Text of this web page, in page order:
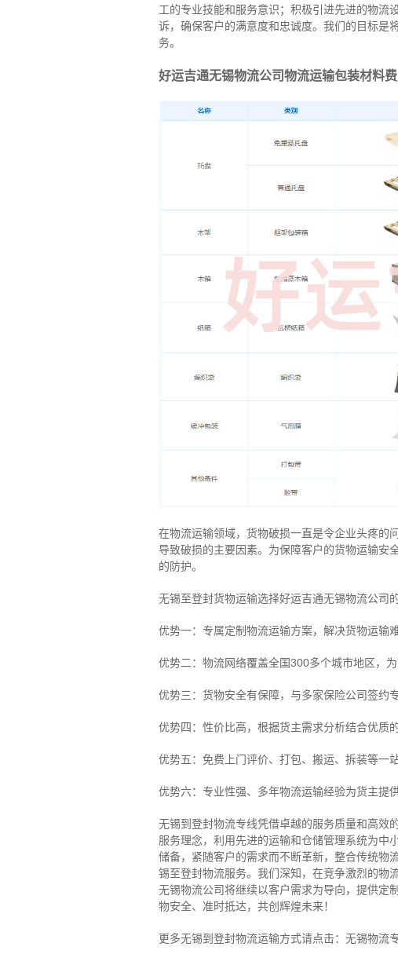
工的专业技能和服务意识；积极引进先进的物流
诉，确保客户的满意度和忠诚度。我们的目标是
务。
好运吉通无锡物流公司物流运输包装材料费
在物流运输领域，货物破损一直是令企业头疼的
导致破损的主要因素。为保障客户的货物运输安
的防护。
无锡至登封货物运输选择好运吉通无锡物流公司
优势一：专属定制物流运输方案，解决货物运输
优势二：物流网络覆盖全国300多个城市地区，
优势三：货物安全有保障，与多家保险公司签约
优势四：性价比高，根据货主需求分析结合优质
优势五：免费上门评价、打包、搬运、拆装等一
优势六：专业性强、多年物流运输经验为货主提
无锡到登封物流专线凭借卓越的服务质量和高效
服务理念，利用先进的运输和仓储管理系统为中
储备，紧随客户的需求而不断革新，整合传统物
锡至登封物流服务。 我们深知，在竞争激烈的物
无锡物流公司将继续以客户需求为导向，提供定
物安全、准时抵达，共创辉煌未来！
更多无锡到登封物流运输方式请点击：无锡物流